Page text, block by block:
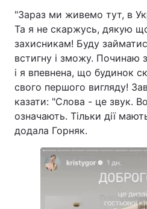
"Зараз ми живемо тут, в
Та я не скаржусь, дякую
захисникам! Буду
встигну і зможу. Починаю
і я впевнена, що будинок
свого першого вигляду!
казати: "Слова - це звук.
означають. Тільки дії
додала Горняк.